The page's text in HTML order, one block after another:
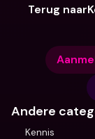
Terug
Andere
Kennis